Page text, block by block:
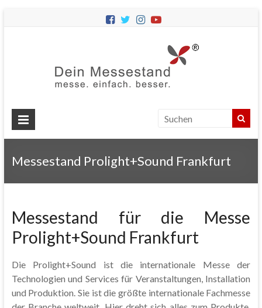
Messestände
für
Ihren
Messestand Prolight+Sound Frankfurt
Messestand für die Messe
Prolight+Sound Frankfurt
Die Prolight+Sound ist die internationale Messe der
Technologien und Services für Veranstaltungen, Installation
und Produktion. Sie ist die größte internationale Fachmesse